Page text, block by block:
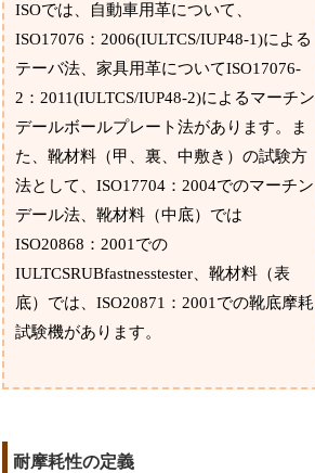
ISOでは、自動車用革について、
ISO17076：2006(IULTCS/IUP48-1)による
テーバ法、家具用革についてISO17076-
2：2011(IULTCS/IUP48-2)によるマーチン
デールボールプレート法があります。ま
た、靴材料（甲、裏、中敷き）の試験方
法として、ISO17704：2004でのマーチン
デール法、靴材料（中底）では
ISO20868：2001での
IULTCSRUBfastnesstester、靴材料（表
底）では、ISO20871：2001での靴底摩耗
試験機があります。
耐摩耗性の定義